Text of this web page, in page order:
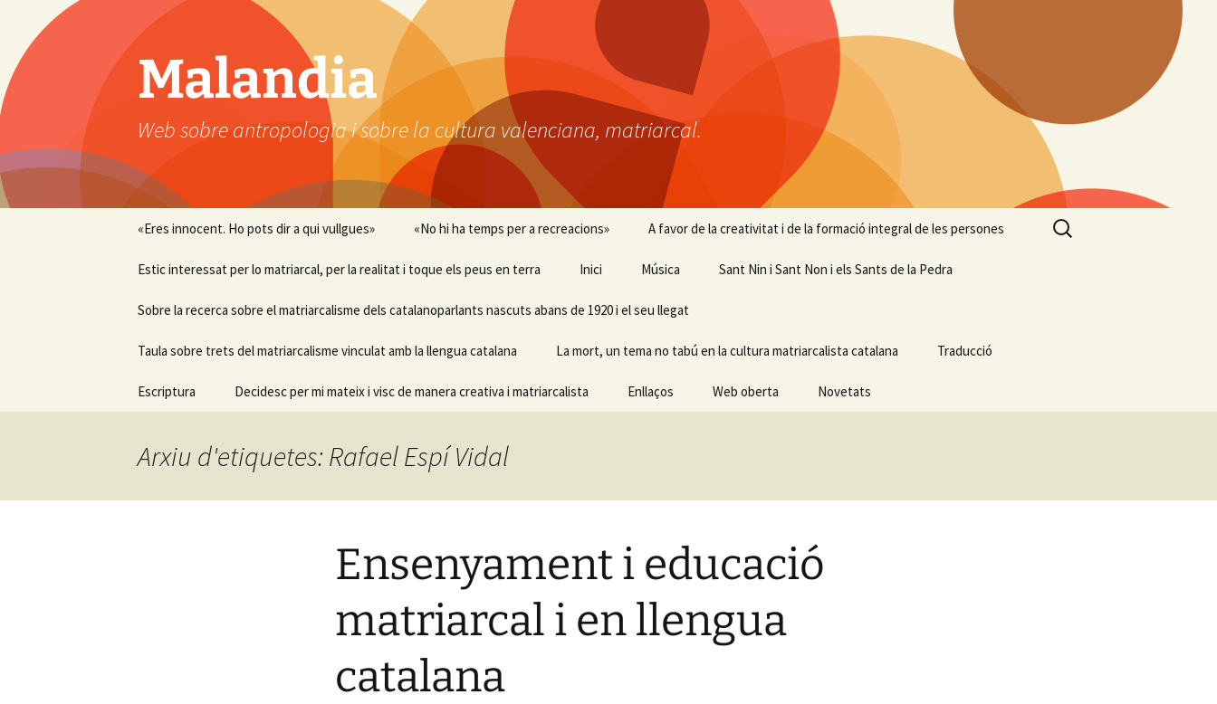
contingut
Malandia
Web sobre antropologia i sobre la cultura valenciana, matriarcal.
«Eres innocent. Ho pots dir a qui vullgues» «No hi ha temps per a recreacions» A favor de la creativitat i de la formació integral de les persones
Estic interessat per lo matriarcal, per la realitat i toque els peus en terra Inici Música Sant Nin i Sant Non i els Sants de la Pedra
Sobre la recerca sobre el matriarcalisme dels catalanoparlants nascuts abans de 1920 i el seu llegat
Taula sobre trets del matriarcalisme vinculat amb la llengua catalana La mort, un tema no tabú en la cultura matriarcalista catalana Traducció
Escriptura Decidesc per mi mateix i visc de manera creativa i matriarcalista Enllaços Web oberta Novetats
Cerca:
Arxiu d'etiquetes: Rafael Espí Vidal
Ensenyament i educació
matriarcal i en llengua
catalana